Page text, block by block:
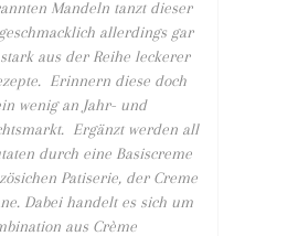
Mandeln tanzt dieser
allerdings gar
aus der Reihe leckerer
Erinnern diese doch
wenig an Jahr- und
Ergänzt werden all
durch eine Basiscreme
Patiserie, der Creme
Dabei handelt es sich um
aus Crème